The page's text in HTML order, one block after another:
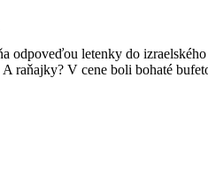
odpoveďou letenky do
raňajky? V cene boli bohaté